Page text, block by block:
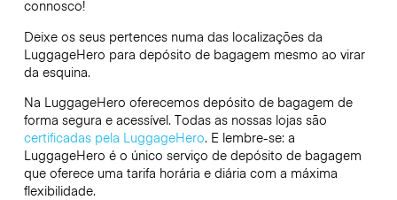
connosco!
Deixe os seus pertences numa das localizações da
LuggageHero para depósito de bagagem mesmo ao virar
da esquina.
Na LuggageHero oferecemos depósito de bagagem de
forma segura e acessível. Todas as nossas lojas são
certificadas pela LuggageHero. E lembre-se: a
LuggageHero é o único serviço de depósito de bagagem
que oferece uma tarifa horária e diária com a máxima
flexibilidade.